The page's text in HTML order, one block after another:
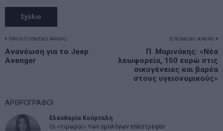
Πλοήγηση
άρθρων
ΠΡΟΗΓΟΥΜΕΝΟ ΑΡΘΡΟ
Previous
post:
Ανανέωση για το Jeep
Avenger
ΕΠΟΜΕΝΟ ΑΡΘΡΟ
Π. Μαρινάκης: «Νέα
λεωφορεία, 150 ευρώ στις
οικογένειες και βαρέα
στους υγειονομικούς»
ΑΡΘΡΟΓΡΑΦΟΙ
Ελευθερία Κούρταλη
Οι «τιμωροί» των ομολόγων επέστρεψαν